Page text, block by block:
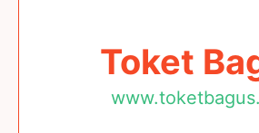
Toket